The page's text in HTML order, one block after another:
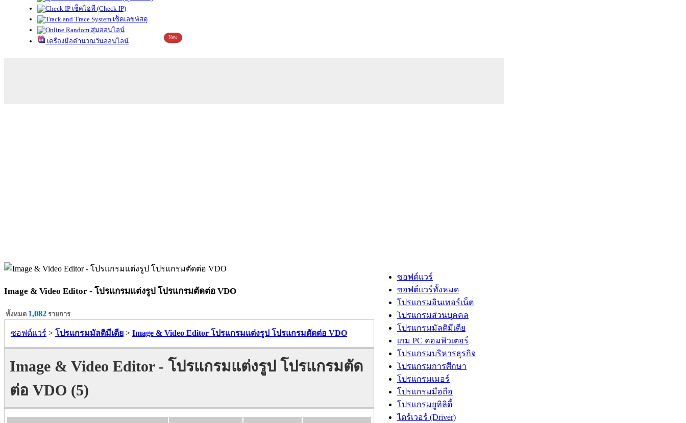
เช็คไอพี (Check IP)
เช็คเลขพัสดุ
สุ่มออนไลน์
เครื่องมือคำนวณวันออนไลน์
New
Image & Video Editor - โปรแกรมแต่งรูป โปรแกรมตัดต่อ VDO
ทั้งหมด 1,082 รายการ
ซอฟต์แวร์ > โปรแกรมมัลติมีเดีย > Image & Video Editor โปรแกรมแต่งรูป โปรแกรมตัดต่อ VDO
Image & Video Editor - โปรแกรมแต่งรูป โปรแกรมตัด
ต่อ VDO (5)
ซอฟต์แวร์
ซอฟต์แวร์ทั้งหมด
โปรแกรมอินเทอร์เน็ต
โปรแกรมส่วนบุคคล
โปรแกรมมัลติมีเดีย
เกม PC คอมพิวเตอร์
โปรแกรมบริหารธุรกิจ
โปรแกรมการศึกษา
โปรแกรมเมอร์
โปรแกรมมือถือ
โปรแกรมยูทิลิตี้
ไดร์เวอร์ (Driver)